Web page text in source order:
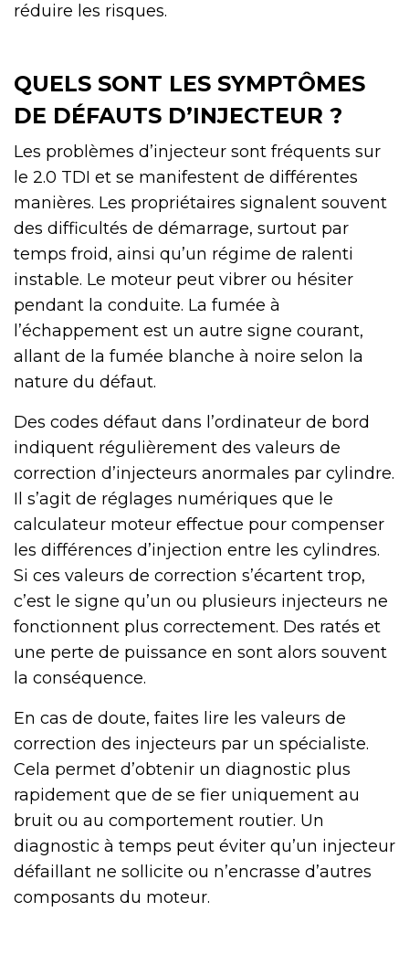
réduire les risques.
QUELS SONT LES SYMPTÔMES
DE DÉFAUTS D’INJECTEUR ?
Les problèmes d’injecteur sont fréquents sur
le 2.0 TDI et se manifestent de différentes
manières. Les propriétaires signalent souvent
des difficultés de démarrage, surtout par
temps froid, ainsi qu’un régime de ralenti
instable. Le moteur peut vibrer ou hésiter
pendant la conduite. La fumée à
l’échappement est un autre signe courant,
allant de la fumée blanche à noire selon la
nature du défaut.
Des codes défaut dans l’ordinateur de bord
indiquent régulièrement des valeurs de
correction d’injecteurs anormales par cylindre.
Il s’agit de réglages numériques que le
calculateur moteur effectue pour compenser
les différences d’injection entre les cylindres.
Si ces valeurs de correction s’écartent trop,
c’est le signe qu’un ou plusieurs injecteurs ne
fonctionnent plus correctement. Des ratés et
une perte de puissance en sont alors souvent
la conséquence.
En cas de doute, faites lire les valeurs de
correction des injecteurs par un spécialiste.
Cela permet d’obtenir un diagnostic plus
rapidement que de se fier uniquement au
bruit ou au comportement routier. Un
diagnostic à temps peut éviter qu’un injecteur
défaillant ne sollicite ou n’encrasse d’autres
composants du moteur.